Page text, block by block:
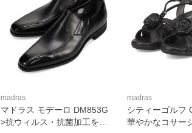
madras
マドラス モデーロ DM853G
>抗ウィルス・抗菌加工を施
madras
シティーゴルフ
華やかなコサー